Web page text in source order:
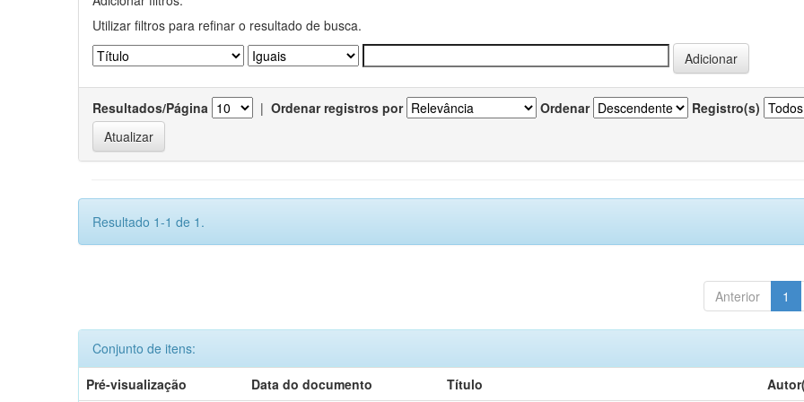
Utilizar filtros para refinar o resultado de busca.
Resultados/Página | Ordenar registros por Ordenar Registro(s)
Resultado 1-1 de 1.
Anterior 1
Conjunto de itens:
Pré-visualização
Data do documento Título